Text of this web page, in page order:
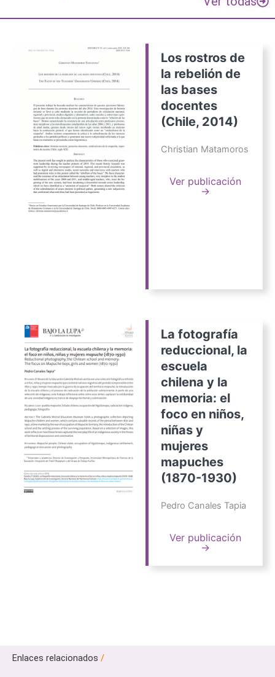
Los rostros de
la rebelión de
las bases
docentes
(Chile, 2014)
Christian Matamoros
Ver publicación
→
La fotografía
reduccional, la
escuela
chilena y la
memoria: el
foco en niños,
niñas y
mujeres
mapuches
(1870-1930)
Pedro Canales Tapia
Ver publicación
→
Enlaces relacionados /